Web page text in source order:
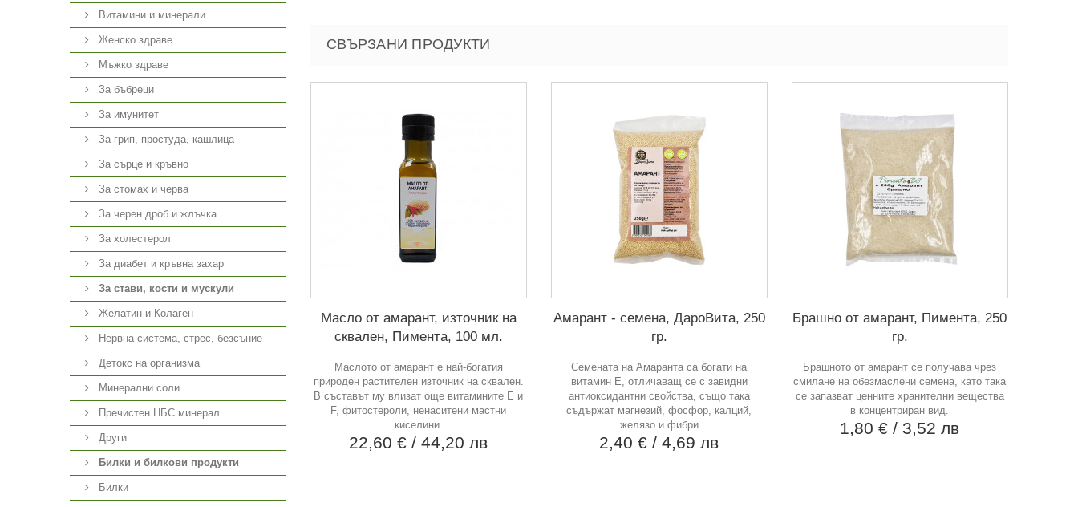
Витамини и минерали
Женско здраве
Мъжко здраве
За бъбреци
За имунитет
За грип, простуда, кашлица
За сърце и кръвно
За стомах и черва
За черен дроб и жлъчка
За холестерол
За диабет и кръвна захар
За стави, кости и мускули
Желатин и Колаген
Нервна система, стрес, безсъние
Детокс на организма
Минерални соли
Пречистен НБС минерал
Други
Билки и билкови продукти
Билки
СВЪРЗАНИ ПРОДУКТИ
Масло от амарант, източник на
сквален, Пимента, 100 мл.
Маслото от амарант е най-богатия
природен растителен източник на сквален.
В съставът му влизат още витамините Е и
F, фитостероли, ненаситени мастни
киселини.
22,60 €/ 44,20 лв
Амарант - семена, ДароВита, 250
гр.
Семената на Амаранта са богати на
витамин Е, отличаващ се с завидни
антиоксидантни свойства, също така
съдържат магнезий, фосфор, калций,
желязо и фибри
2,40 €/ 4,69 лв
Брашно от амарант, Пимента, 250
гр.
Брашното от амарант се получава чрез
смилане на обезмаслени семена, като така
се запазват ценните хранителни вещества
в концентриран вид.
1,80 €/ 3,52 лв